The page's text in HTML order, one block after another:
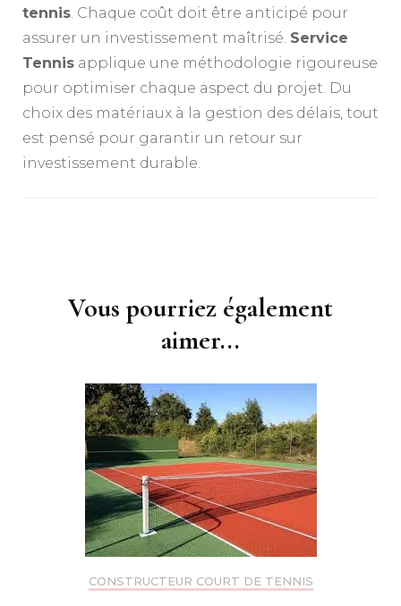
tennis. Chaque coût doit être anticipé pour
assurer un investissement maîtrisé. Service
Tennis applique une méthodologie rigoureuse
pour optimiser chaque aspect du projet. Du
choix des matériaux à la gestion des délais, tout
est pensé pour garantir un retour sur
investissement durable.
Vous pourriez également
aimer...
CONSTRUCTEUR COURT DE TENNIS